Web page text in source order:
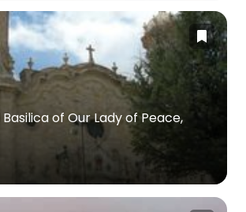
of Our Lady of Peace,